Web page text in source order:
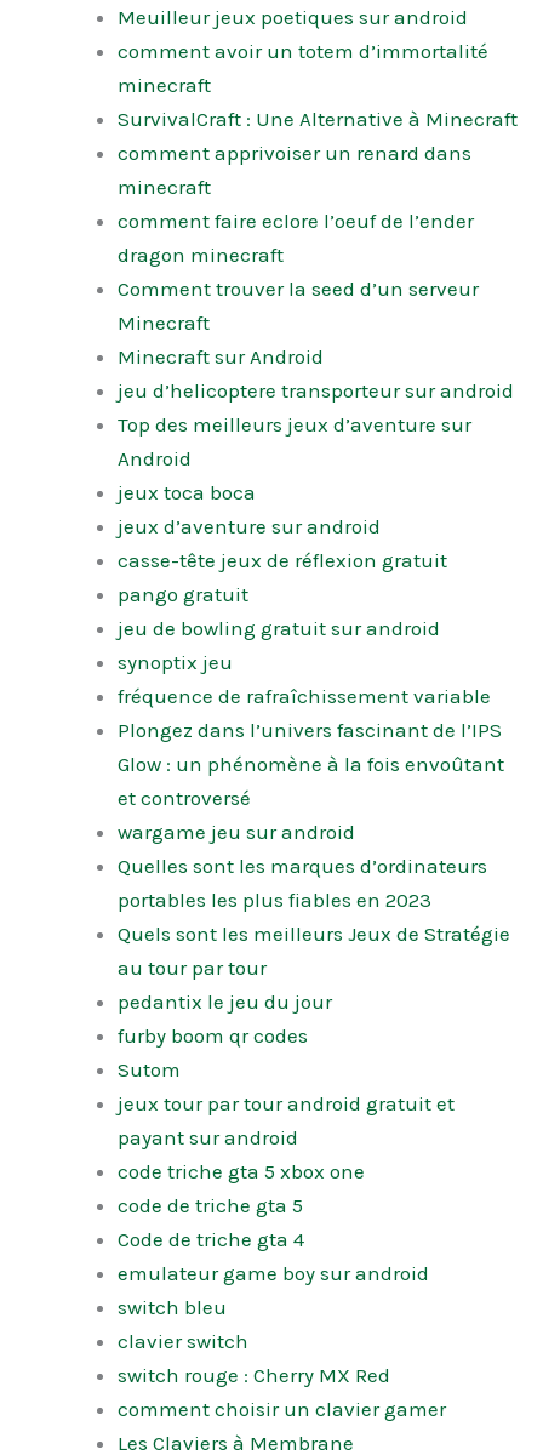
Meuilleur jeux poetiques sur android
comment avoir un totem d’immortalité
minecraft
SurvivalCraft : Une Alternative à Minecraft
comment apprivoiser un renard dans
minecraft
comment faire eclore l’oeuf de l’ender
dragon minecraft
Comment trouver la seed d’un serveur
Minecraft
Minecraft sur Android
jeu d’helicoptere transporteur sur android
Top des meilleurs jeux d’aventure sur
Android
jeux toca boca
jeux d’aventure sur android
casse-tête jeux de réflexion gratuit
pango gratuit
jeu de bowling gratuit sur android
synoptix jeu
fréquence de rafraîchissement variable
Plongez dans l’univers fascinant de l’IPS
Glow : un phénomène à la fois envoûtant
et controversé
wargame jeu sur android
Quelles sont les marques d’ordinateurs
portables les plus fiables en 2023
Quels sont les meilleurs Jeux de Stratégie
au tour par tour
pedantix le jeu du jour
furby boom qr codes
Sutom
jeux tour par tour android gratuit et
payant sur android
code triche gta 5 xbox one
code de triche gta 5
Code de triche gta 4
emulateur game boy sur android
switch bleu
clavier switch
switch rouge : Cherry MX Red
comment choisir un clavier gamer
Les Claviers à Membrane